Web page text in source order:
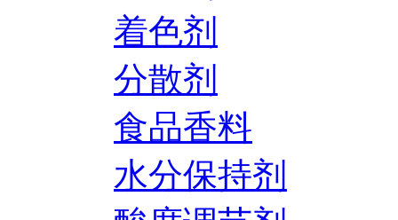
着色剂
分散剂
食品香料
水分保持剂